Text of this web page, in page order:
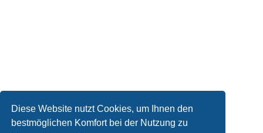
Diese Website nutzt Cookies, um Ihnen den
bestmöglichen Komfort bei der Nutzung zu